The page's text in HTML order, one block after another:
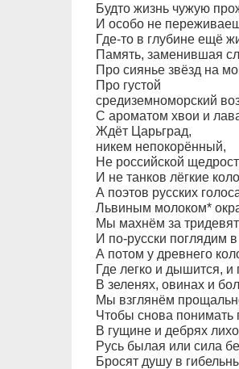
Будто жизнь чужую
И особо не
Где-то в глубине ещё
Память, заменившая
Про сиянье звёзд на
Про густой
средиземноморский
С ароматом хвои и
Ждёт Царьград,
никем непокорённый,
Не российской
И не танков лёгкие
А поэтов русских
Львиным молоком*
Мы махнём за
И по-русски поглядим в
А потом у древнего
Где легко и дышится, и
В зеленях, овинах и
Мы взглянём
Чтобы снова понимать
В гущине и дебрях
Русь былая или сила
Бросят душу в